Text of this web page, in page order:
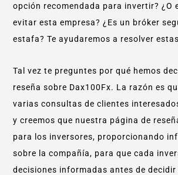
opción recomendada para invertir? ¿O
evitar esta empresa? ¿Es un bróker
estafa? Te ayudaremos a resolver
Tal vez te preguntes por qué hemos
reseña sobre Dax100Fx. La razón es
varias consultas de clientes
y creemos que nuestra página de
para los inversores, proporcionando
sobre la compañía, para que cada
decisiones informadas antes de